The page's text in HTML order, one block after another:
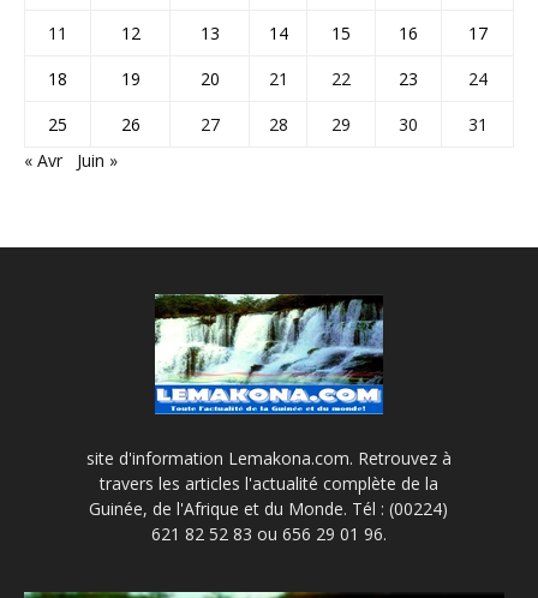
11
12 13 14 15 16
17
18
19 20 21 22 23
24
25
26 27 28 29 30
31
« Avr
Juin »
site d'information Lemakona.com. Retrouvez à
travers les articles l'actualité complète de la
Guinée, de l'Afrique et du Monde. Tél : (00224)
621 82 52 83 ou 656 29 01 96.